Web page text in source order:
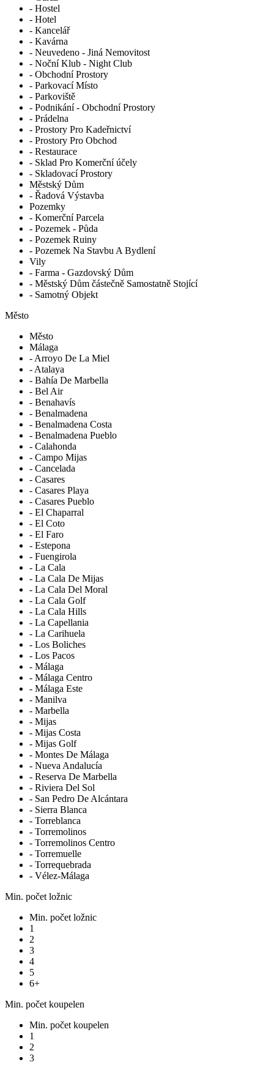
- Hostel
- Hotel
- Kancelář
- Kavárna
- Neuvedeno - Jiná Nemovitost
- Noční Klub - Night Club
- Obchodní Prostory
- Parkovací Místo
- Parkoviště
- Podnikání - Obchodní Prostory
- Prádelna
- Prostory Pro Kadeřnictví
- Prostory Pro Obchod
- Restaurace
- Sklad Pro Komerční účely
- Skladovací Prostory
Městský Dům
- Řadová Výstavba
Pozemky
- Komerční Parcela
- Pozemek - Půda
- Pozemek Ruiny
- Pozemek Na Stavbu A Bydlení
Vily
- Farma - Gazdovský Dům
- Městský Dům částečně Samostatně Stojící
- Samotný Objekt
Město
Město
Málaga
- Arroyo De La Miel
- Atalaya
- Bahía De Marbella
- Bel Air
- Benahavís
- Benalmadena
- Benalmadena Costa
- Benalmadena Pueblo
- Calahonda
- Campo Mijas
- Cancelada
- Casares
- Casares Playa
- Casares Pueblo
- El Chaparral
- El Coto
- El Faro
- Estepona
- Fuengirola
- La Cala
- La Cala De Mijas
- La Cala Del Moral
- La Cala Golf
- La Cala Hills
- La Capellania
- La Carihuela
- Los Boliches
- Los Pacos
- Málaga
- Málaga Centro
- Málaga Este
- Manilva
- Marbella
- Mijas
- Mijas Costa
- Mijas Golf
- Montes De Málaga
- Nueva Andalucía
- Reserva De Marbella
- Riviera Del Sol
- San Pedro De Alcántara
- Sierra Blanca
- Torreblanca
- Torremolinos
- Torremolinos Centro
- Torremuelle
- Torrequebrada
- Vélez-Málaga
Min. počet ložnic
Min. počet ložnic
1
2
3
4
5
6+
Min. počet koupelen
Min. počet koupelen
1
2
3